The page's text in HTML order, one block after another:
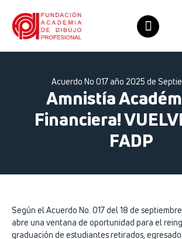
Acuerdo No 017 año 2025 de
Amnistía
Financiera!
FADP
Según el Acuerdo No. 017 del 18 de
abre una ventana de oportunidad para el
graduación de estudiantes retirados,